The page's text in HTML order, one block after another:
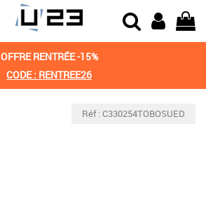
OFFRE RENTRÉE -15%
CODE : RENTREE26
Réf : C330254TOBOSUED